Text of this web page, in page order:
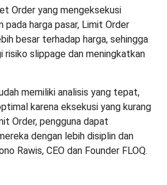
Order yang mengeksekusi
pada harga pasar, Limit Order
besar terhadap harga, sehingga
risiko slippage dan meningkatkan
memiliki analisis yang tepat,
karena eksekusi yang kurang
Order, pengguna dapat
dengan lebih disiplin dan
Rawis, CEO dan Founder FLOQ.